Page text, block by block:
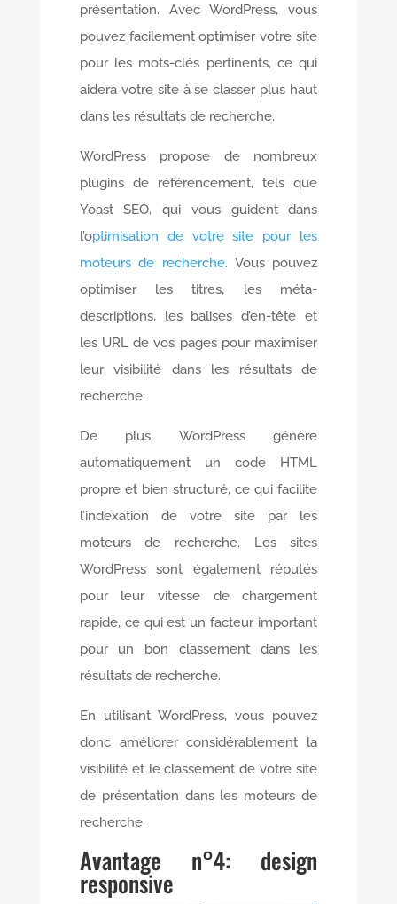
présentation. Avec WordPress, vous
pouvez facilement optimiser votre site
pour les mots-clés pertinents, ce qui
aidera votre site à se classer plus haut
dans les résultats de recherche.
WordPress propose de nombreux
plugins de référencement, tels que
Yoast SEO, qui vous guident dans
l’optimisation de votre site pour les
moteurs de recherche. Vous pouvez
optimiser les titres, les méta-
descriptions, les balises d’en-tête et
les URL de vos pages pour maximiser
leur visibilité dans les résultats de
recherche.
De plus, WordPress génère
automatiquement un code HTML
propre et bien structuré, ce qui facilite
l’indexation de votre site par les
moteurs de recherche. Les sites
WordPress sont également réputés
pour leur vitesse de chargement
rapide, ce qui est un facteur important
pour un bon classement dans les
résultats de recherche.
En utilisant WordPress, vous pouvez
donc améliorer considérablement la
visibilité et le classement de votre site
de présentation dans les moteurs de
recherche.
Avantage n°4: design
responsive